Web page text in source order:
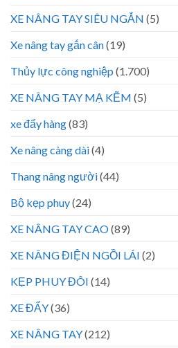
XE NÂNG TAY SIÊU NGẮN (5)
Xe nâng tay gắn cân(19)
Thủy lực công nghiệp (1.700)
XE NÂNG TAY MẠ KẼM (5)
xe đẩy hàng(83)
Xe nâng càng dài(4)
Thang nâng người(44)
Bộ kẹp phuy(24)
XE NÂNG TAY CAO(89)
XE NÂNG ĐIỆN NGỒI LÁI (2)
KẸP PHUY ĐÔI (14)
XE ĐẨY(36)
XE NÂNG TAY(212)